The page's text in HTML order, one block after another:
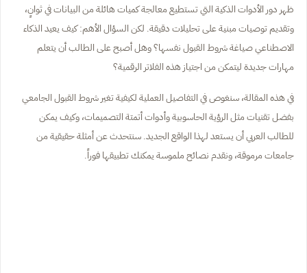
ظهر دور الأدوات الذكية التي تستطيع معالجة كميات هائلة من البيانات في ثوانٍ،
وتقديم توصيات مبنية على تحليلات دقيقة. لكن السؤال الأهم: كيف يعيد الذكاء
الاصطناعي صياغة شروط القبول نفسها؟ وهل أصبح على الطالب أن يتعلم
مهارات جديدة ليتمكن من اجتياز هذه الفلاتر الرقمية؟
في هذه المقالة، سنغوص في التفاصيل العملية لكيفية تغير شروط القبول الجامعي
بفضل تقنيات مثل الرؤية الحاسوبية وأدوات أتمتة التصميمات، وكيف يمكن
للطالب العربي أن يستعد لهذا الواقع الجديد. سنتحدث عن أمثلة حقيقية من
جامعات مرموقة، ونقدم نصائح ملموسة يمكنك تطبيقها فوراً.